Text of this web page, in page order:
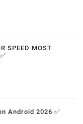
SPEED MOST
Android 2026 ✅